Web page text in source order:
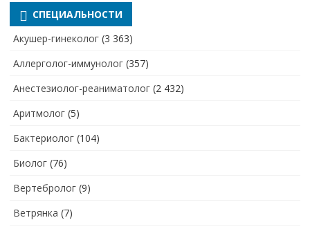
СПЕЦИАЛЬНОСТИ
Акушер-гинеколог (3 363)
Аллерголог-иммунолог (357)
Анестезиолог-реаниматолог (2 432)
Аритмолог (5)
Бактериолог (104)
Биолог (76)
Вертебролог (9)
Ветрянка (7)